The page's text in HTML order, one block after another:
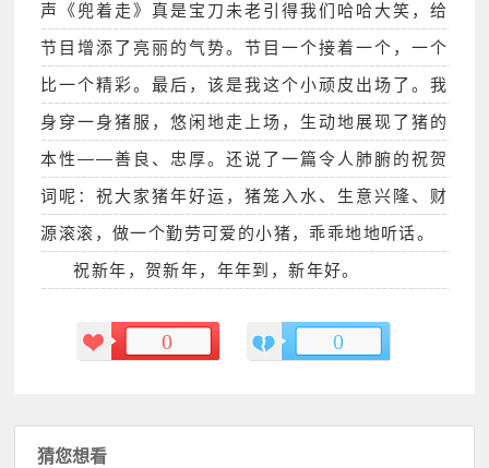
声《兜着走》真是宝刀未老引得我们哈哈大笑，给
节目增添了亮丽的气势。节目一个接着一个，一个
比一个精彩。最后，该是我这个小顽皮出场了。我
身穿一身猪服，悠闲地走上场，生动地展现了猪的
本性――善良、忠厚。还说了一篇令人肺腑的祝贺
词呢：祝大家猪年好运，猪笼入水、生意兴隆、财
源滚滚，做一个勤劳可爱的小猪，乖乖地地听话。
祝新年，贺新年，年年到，新年好。
0 0
猜您想看